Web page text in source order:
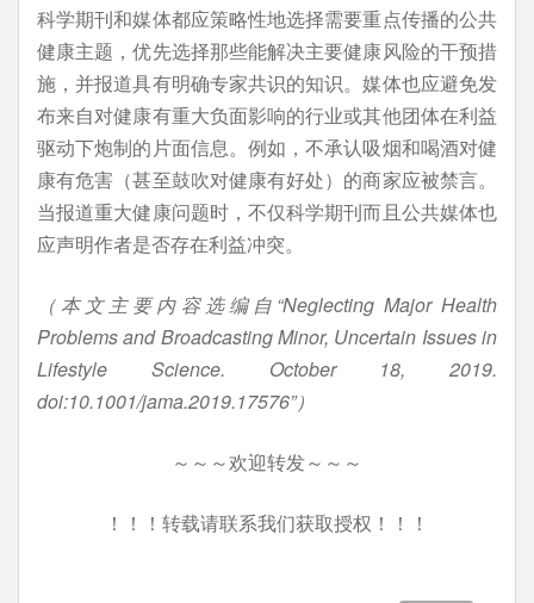
科学期刊和媒体都应策略性地选择需要重点传播的公共
健康主题，优先选择那些能解决主要健康风险的干预措
施，并报道具有明确专家共识的知识。媒体也应避免发
布来自对健康有重大负面影响的行业或其他团体在利益
驱动下炮制的片面信息。例如，不承认吸烟和喝酒对健
康有危害（甚至鼓吹对健康有好处）的商家应被禁言。
当报道重大健康问题时，不仅科学期刊而且公共媒体也
应声明作者是否存在利益冲突。
（本文主要内容选编自“Neglecting Major Health
Problems and Broadcasting Minor, Uncertain Issues in
Lifestyle Science. October 18, 2019.
doi:10.1001/jama.2019.17576”）
～～～欢迎转发～～～
！！！转载请联系我们获取授权！！！